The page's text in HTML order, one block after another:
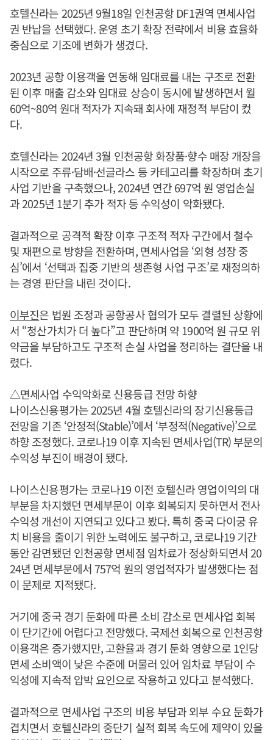
호텔신라는 2025년 9월18일 인천공항 DF1권역 면세사업
권 반납을 선택했다. 운영 초기 확장 전략에서 비용 효율화
중심으로 기조에 변화가 생겼다.
2023년 공항 이용객을 연동해 임대료를 내는 구조로 전환
된 이후 매출 감소와 임대료 상승이 동시에 발생하면서 월
60억~80억 원대 적자가 지속돼 회사에 재정적 부담이 컸
다.
호텔신라는 2024년 3월 인천공항 화장품·향수 매장 개장을
시작으로 주류·담배·선글라스 등 카테고리를 확장하며 초기
사업 기반을 구축했으나, 2024년 연간 697억 원 영업손실
과 2025년 1분기 추가 적자 등 수익성이 악화됐다.
결과적으로 공격적 확장 이후 구조적 적자 구간에서 철수
및 재편으로 방향을 전환하며, 면세사업을 ‘외형 성장 중
심’에서 ‘선택과 집중 기반의 생존형 사업 구조’로 재정의하
는 경영 판단을 내린 것이다.
이부진은 법원 조정과 공항공사 협의가 모두 결렬된 상황에
서 “청산가치가 더 높다”고 판단하며 약 1900억 원 규모 위
약금을 부담하고도 구조적 손실 사업을 정리하는 결단을 내
렸다.
△면세사업 수익악화로 신용등급 전망 하향
나이스신용평가는 2025년 4월 호텔신라의 장기신용등급
전망을 기존 ‘안정적(Stable)’에서 ‘부정적(Negative)’으로
하향 조정했다. 코로나19 이후 지속된 면세사업(TR) 부문의
수익성 부진이 배경이 됐다.
나이스신용평가는 코로나19 이전 호텔신라 영업이익의 대
부분을 차지했던 면세부문이 이후 회복되지 못하면서 전사
수익성 개선이 지연되고 있다고 봤다. 특히 중국 다이궁 유
치 비용을 줄이기 위한 노력에도 불구하고, 코로나19 기간
동안 감면됐던 인천공항 면세점 임차료가 정상화되면서 20
24년 면세부문에서 757억 원의 영업적자가 발생했다는 점
이 문제로 지적됐다.
거기에 중국 경기 둔화에 따른 소비 감소로 면세사업 회복
이 단기간에 어렵다고 전망했다. 국제선 회복으로 인천공항
이용객은 증가했지만, 고환율과 경기 둔화 영향으로 1인당
면세 소비액이 낮은 수준에 머물러 있어 임차료 부담이 수
익성에 지속적 압박 요인으로 작용하고 있다고 분석했다.
결과적으로 면세사업 구조의 비용 부담과 외부 수요 둔화가
겹치면서 호텔신라의 중단기 실적 회복 속도에 제약이 있을